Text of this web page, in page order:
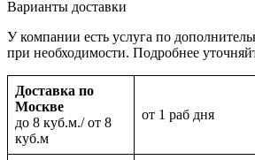
Варианты доставки
У компании есть услуга по
при необходимости. Подробнее
Доставка по
Москве
до 8 куб.м./ от 8
куб.м
oт 1 раб дня